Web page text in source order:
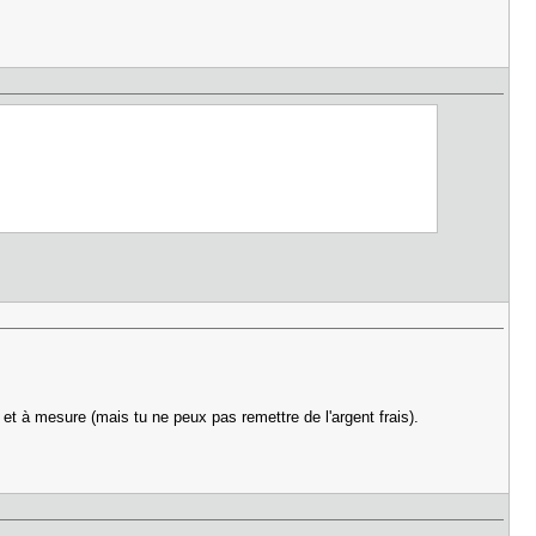
à mesure (mais tu ne peux pas remettre de l'argent frais).